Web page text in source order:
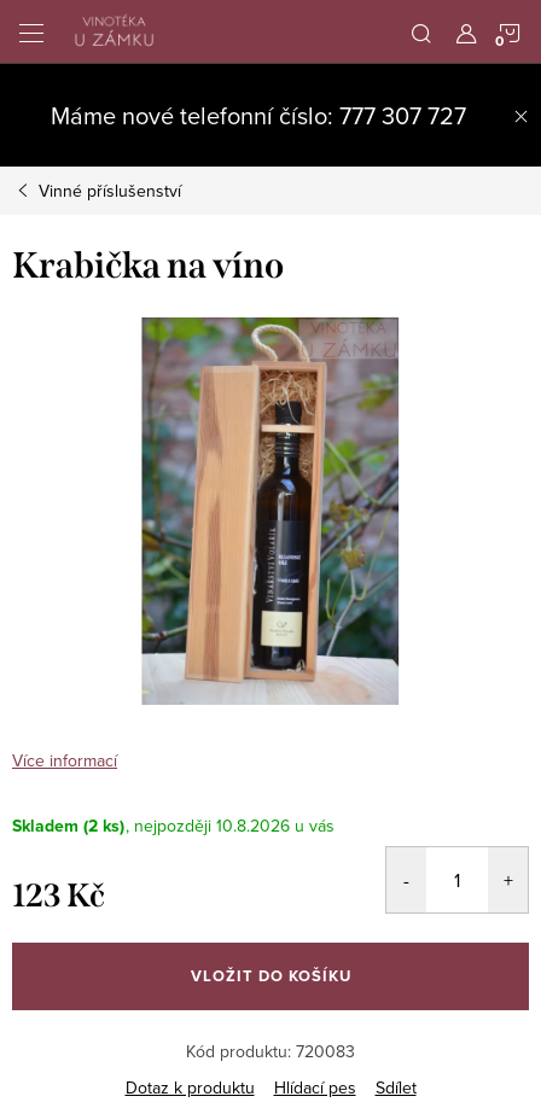
obsah
Máme nové telefonní číslo: 777 307 727
Vinné příslušenství
Krabička na víno
Více informací
Skladem (2 ks) 10.8.2026
123 Kč
cena:
VLOŽIT DO KOŠÍKU
Kód produktu: 720083
Dotaz k produktu
Hlídací pes Sdílet